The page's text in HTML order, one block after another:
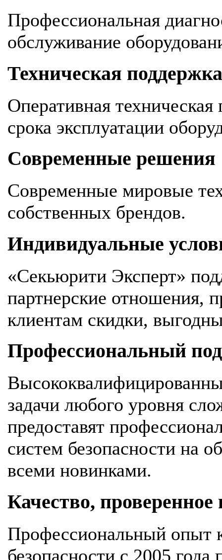
Профессиональная
обслуживание
Техническая поддержка
Оперативная техническая
срока эксплуатации
Современные решения
Современные мировые
собственных брендов.
Индивидуальные
«Секьюрити Эксперт»
партнерские отношения,
клиентам скидки,
Профессиональный
задачи любого уровня
предоставят
систем безопасности на
всеми новинками.
Качество,
Профессиональный опыт
безопасности с 2005 года